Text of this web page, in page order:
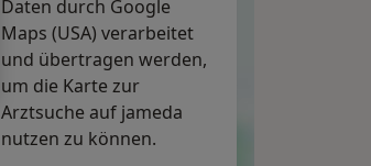
Daten durch Google
Maps (USA) verarbeitet
und übertragen werden,
um die Karte zur
Arztsuche auf jameda
nutzen zu können.